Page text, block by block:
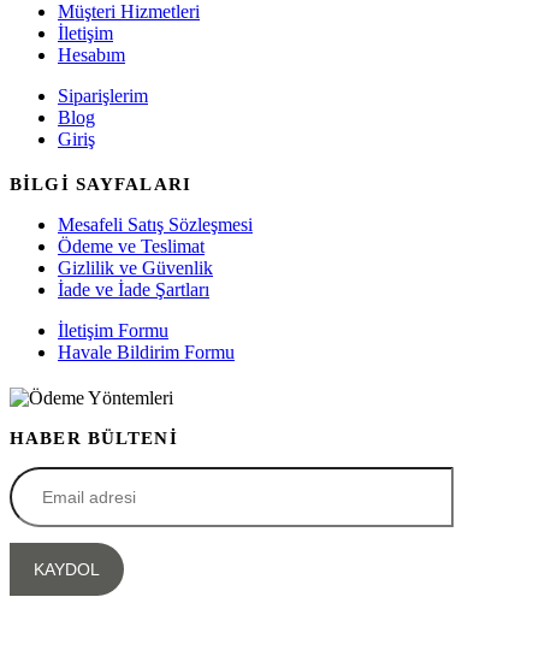
Müşteri Hizmetleri
İletişim
Hesabım
Siparişlerim
Blog
Giriş
BİLGİ SAYFALARI
Mesafeli Satış Sözleşmesi
Ödeme ve Teslimat
Gizlilik ve Güvenlik
İade ve İade Şartları
İletişim Formu
Havale Bildirim Formu
HABER BÜLTENİ